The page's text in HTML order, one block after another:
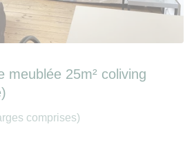
meublée 25m² coliving
comprises)